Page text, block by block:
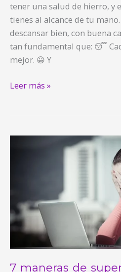
tener una salud de hierro, y
tienes al alcance de tu
descansar bien, con buena
tan fundamental que: 😴
mejor. 😀 Y
Leer más »
7 maneras de
día
estresante.